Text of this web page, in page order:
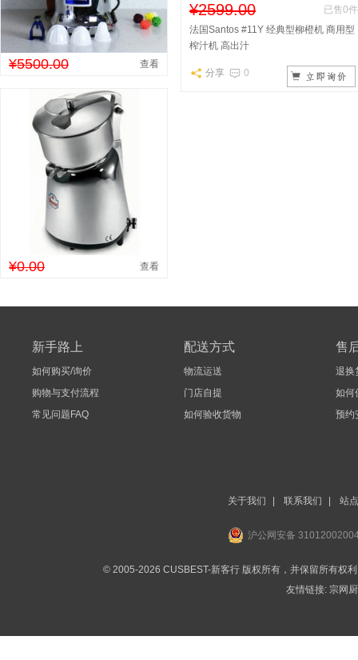
¥5500.00 查看
¥0.00 查看
¥2599.00
已售0件
法国Santos #11Y 经典型柳橙机 商用型
榨汁机 高出汁
分享 0
新手路上
如何购买/询价
购物与支付流程
常见问题FAQ
配送方式
物流运送
门店自提
如何验收货物
售
退换
如何
预约
关于我们 联系我们 站
沪公网安备
© 2005-2026 CUSBEST-新客行 版权所有，并保留所有权
友情链接: 宗网